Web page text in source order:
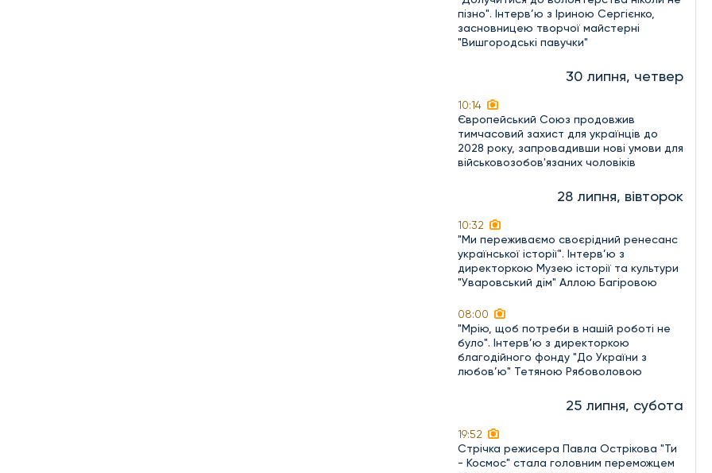
пізно". Інтерв’ю з Іриною Сергієнко,
засновницею творчої майстерні
"Вишгородські павучки"
30 липня, четвер
10:14
Європейський Союз продовжив
тимчасовий захист для українців до
2028 року, запровадивши нові умови для
військовозобов'язаних чоловіків
28 липня, вівторок
10:32
"Ми переживаємо своєрідний ренесанс
української історії". Інтерв’ю з
директоркою Музею історії та культури
"Уваровський дім" Аллою Багіровою
08:00
"Мрію, щоб потреби в нашій роботі не
було". Інтерв’ю з директоркою
благодійного фонду "До України з
любов’ю" Тетяною Рябоволовою
25 липня, субота
19:52
Стрічка режисера Павла Острікова "Ти
- Космос" стала головним переможцем